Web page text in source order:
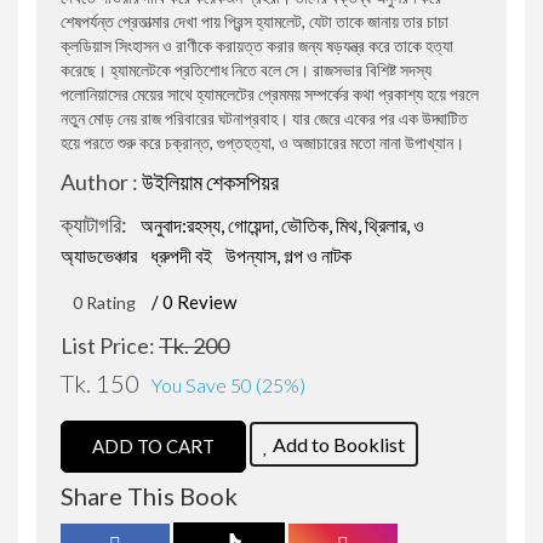
জওহরলাল নেহেরু
বারাক ওবামা
বিভূতিভূষণ বন্দ্যোপাধ্যায়
সৌমেন সাহা
শরীফুল হাসান
মহিউদ্দিন আহমদ
রোমান্টিক উপন্যাস
রাজনীতি বিষয়ক প্রবন্ধ
প্রফেশনাল ও ক্যারিয়ার উন্নয়ন
বিজ্ঞানভিত্তিক প্রবন্ধ
আত্ন-উন্নয়ন ও মোটিভেশন
ডায়েরি ও চিঠিপত্র সংকলন
শেষপর্যন্ত প্রেতাত্মার দেখা পায় প্রিন্স হ্যামলেট, যেটা তাকে জানায় তার চাচা
ক্লডিয়াস সিংহাসন ও রাণীকে করায়ত্ত করার জন্য ষড়যন্ত্র করে তাকে হত্যা
করেছে। হ্যামলেটকে প্রতিশোধ নিতে বলে সে। রাজসভার বিশিষ্ট সদস্য
পলোনিয়াসের মেয়ের সাথে হ্যামলেটের প্রেমময় সম্পর্কের কথা প্রকাশ্য হয়ে পরলে
নতুন মোড় নেয় রাজ পরিবারের ঘটনাপ্রবাহ। যার জেরে একের পর এক উদ্ঘাটিত
হয়ে পরতে শুরু করে চক্রান্ত, গুপ্তহত্যা, ও অজাচারের মতো নানা উপাখ্যান।
Author :উইলিয়াম শেকসপিয়র
ক্যাটাগরি:
অনুবাদ:রহস্য, গোয়েন্দা, ভৌতিক, মিথ, থ্রিলার, ও
অ্যাডভেঞ্চার
ধ্রুপদী বই উপন্যাস, গল্প ও নাটক
0 Rating / 0 Review
List Price:Tk. 200
Tk. 150 You Save 50 (25%)
ADD TO CART Add to Booklist
Share This Book